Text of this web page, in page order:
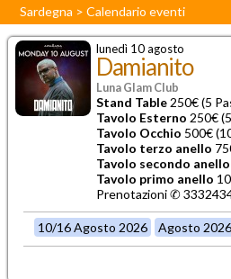
Sardegna >Calendario eventi
lunedì 10 agosto
Damianito
Luna Glam Club
Stand Table 250€ (5
Tavolo Esterno 250€
Tavolo Occhio 500€
Tavolo terzo anello
Tavolo secondo anello
Tavolo primo anello
Prenotazioni ✆
10/16 Agosto 2026 Agosto 2026